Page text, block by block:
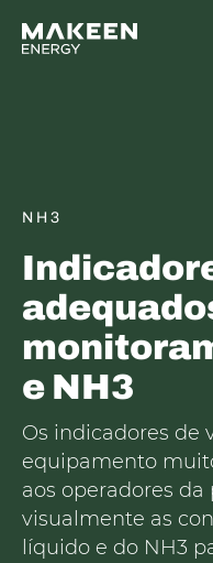
NH3
e NH3
Os indicadores de
equipamento
aos operadores
visualmente as
líquido e do NH3